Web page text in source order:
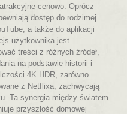
cenowo. Oprócz
dostęp do rodzimej
a także do aplikacji
użytkownika jest
treści z różnych źródeł,
na podstawie historii i
4K HDR, zarówno
z Netflixa, zachwycają
Ta synergia między światem
przyszłość domowej